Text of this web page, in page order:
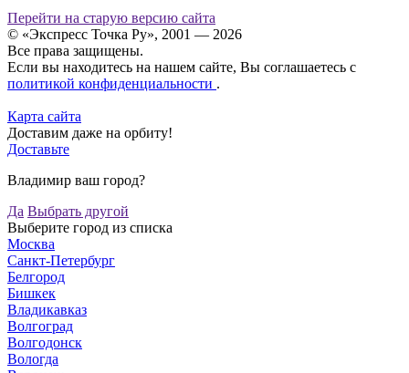
Перейти на старую версию сайта
© «Экспресс Точка Ру», 2001 — 2026
Все права защищены.
Если вы находитесь на нашем сайте, Вы соглашаетесь с
политикой конфиденциальности .
Карта сайта
Доставим даже на орбиту!
Доставьте
Владимир ваш город?
Да Выбрать другой
Выберите город из списка
Москва
Санкт-Петербург
Белгород
Бишкек
Владикавказ
Волгоград
Волгодонск
Вологда